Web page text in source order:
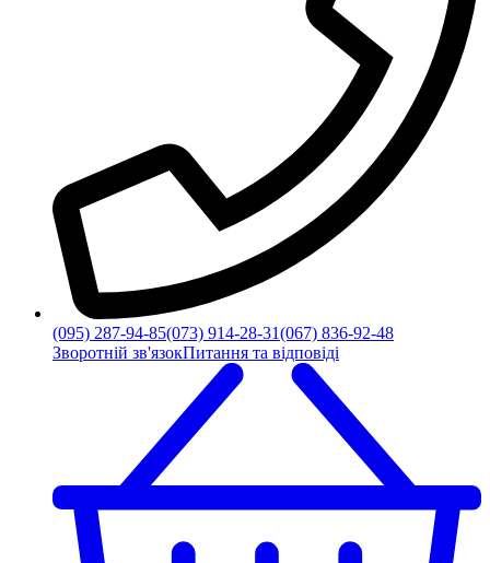
(095) 287-94-85(073) 914-28-31(067) 836-92-48
Зворотній зв'язокПитання та відповіді